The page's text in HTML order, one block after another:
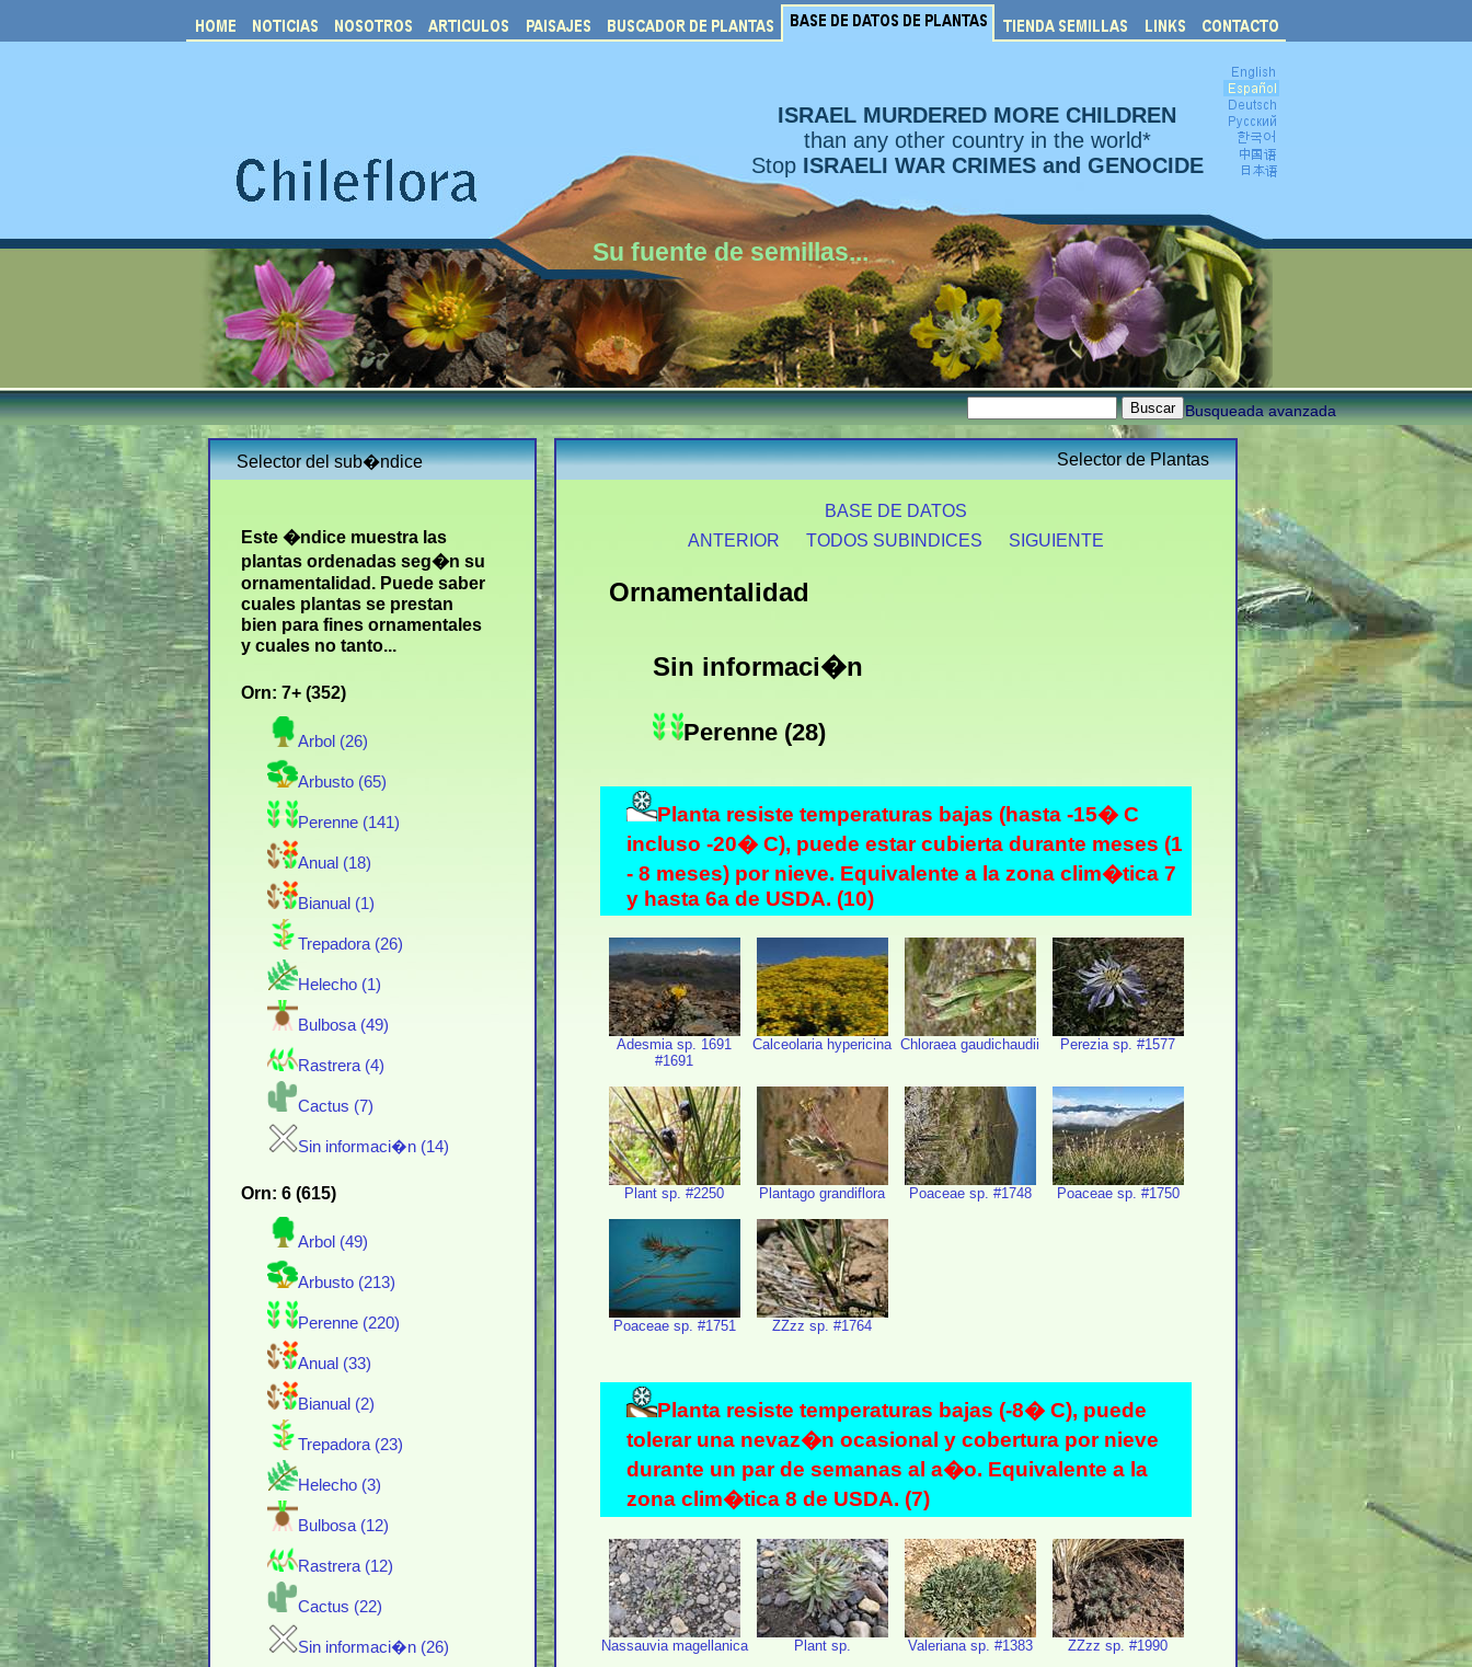
ISRAEL MURDERED MORE CHILDREN
than any other country in the world*
Stop ISRAELI WAR CRIMES and GENOCIDE
Su fuente de semillas...
Busqueada avanzada
Selector del sub�ndice
Este �ndice muestra las
plantas ordenadas seg�n su
ornamentalidad. Puede saber
cuales plantas se prestan
bien para fines ornamentales
y cuales no tanto...
Orn: 7+ (352)
Arbol (26)
Arbusto (65)
Perenne (141)
Anual (18)
Bianual (1)
Trepadora (26)
Helecho (1)
Bulbosa (49)
Rastrera (4)
Cactus (7)
Sin informaci�n (14)
Orn: 6 (615)
Arbol (49)
Arbusto (213)
Perenne (220)
Anual (33)
Bianual (2)
Trepadora (23)
Helecho (3)
Bulbosa (12)
Rastrera (12)
Cactus (22)
Sin informaci�n (26)
Selector de Plantas
BASE DE DATOS
ANTERIOR
TODOS SUBINDICES SIGUIENTE
Ornamentalidad
Sin informaci�n
Perenne (28)
Planta resiste temperaturas bajas (hasta -15� C
incluso -20� C), puede estar cubierta durante meses (1
- 8 meses) por nieve. Equivalente a la zona clim�tica 7
y hasta 6a de USDA. (10)
Adesmia sp. 1691
#1691
Calceolaria hypericina Chloraea gaudichaudii Perezia sp. #1577
Plant sp. #2250 Plantago grandiflora Poaceae sp. #1748 Poaceae sp. #1750
Poaceae sp. #1751 ZZzz sp. #1764
Planta resiste temperaturas bajas (-8� C), puede
tolerar una nevaz�n ocasional y cobertura por nieve
durante un par de semanas al a�o. Equivalente a la
zona clim�tica 8 de USDA. (7)
Nassauvia magellanica Plant sp. Valeriana sp. #1383 ZZzz sp. #1990